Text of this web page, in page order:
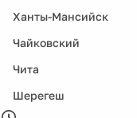
Ханты-Мансийск
Чайковский
Чита
Шерегеш